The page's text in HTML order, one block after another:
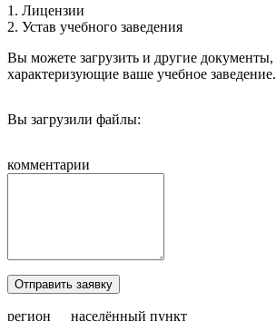
1. Лицензии
2. Устав учебного заведения
Вы можете загрузить и другие документы,
характеризующие ваше учебное заведение.
Вы загрузили файлы:
комментарии
Отправить заявку
регион населённый пункт